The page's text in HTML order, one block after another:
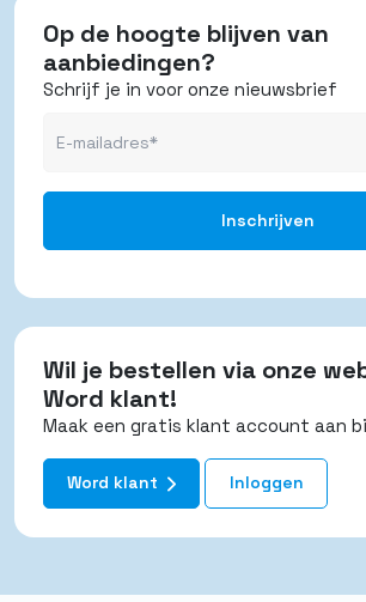
Op de hoogte blijven van
aanbiedingen?
Schrijf je in voor onze nieuwsbrief
Wil je bestellen via onze
Word klant!
Maak een gratis klant account aan
Word klant Inloggen